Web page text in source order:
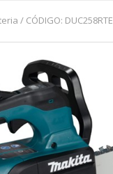
/ CÓDIGO: DUC258RTE